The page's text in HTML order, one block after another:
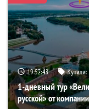
19:52:47 Купили:
1-дневный тур
русской» от